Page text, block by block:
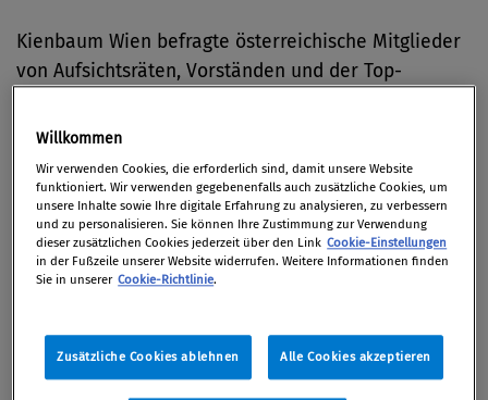
Kienbaum Wien befragte österreichische Mitglieder
von Aufsichtsräten, Vorständen und der Top-
Die Pressestellt die Ergebnisse der Befragung vor.
Nach jahrelangem Druck von Investoren und Banken
hat jetzt derSchweizer Rohstoffkonzern Glencore
beschlossen, seine Kohleförderung bei 150 Millionen
Tonnen jährlich einzufrieren.(ORF.at)
Geldwäschebekämpfung
Willkommen
Wir verwenden Cookies, die erforderlich sind, damit unsere Website
funktioniert. Wir verwenden gegebenenfalls auch zusätzliche Cookies, um
unsere Inhalte sowie Ihre digitale Erfahrung zu analysieren, zu verbessern
und zu personalisieren. Sie können Ihre Zustimmung zur Verwendung
dieser zusätzlichen Cookies jederzeit über den Link Cookie-Einstellungen
in der Fußzeile unserer Website widerrufen. Weitere Informationen finden
Sie in unserer Cookie-Richtlinie.
Zusätzliche Cookies ablehnen Alle Cookies akzeptieren